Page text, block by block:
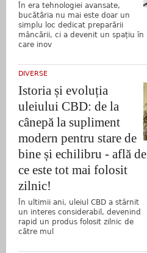
În era tehnologiei avansate,
bucătăria nu mai este doar un
simplu loc dedicat preparării
mâncării, ci a devenit un spațiu în
care inov
DIVERSE
Istoria și evoluția
uleiului CBD: de la
cânepă la supliment
modern pentru stare de
bine și echilibru - află de
ce este tot mai folosit
zilnic!
În ultimii ani, uleiul CBD a stârnit
un interes considerabil, devenind
rapid un produs folosit zilnic de
către mul